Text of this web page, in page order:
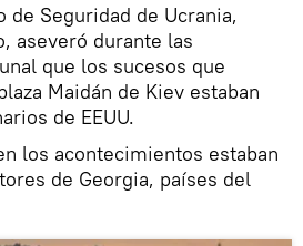
de Seguridad de Ucrania,
aseveró durante las
que los sucesos que
Maidán de Kiev estaban
de EEUU.
los acontecimientos estaban
de Georgia, países del